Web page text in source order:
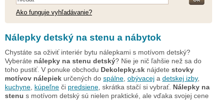
Ako funguje vyhľadávanie?
Nálepky detský na stenu a nábytok
Chystáte sa oživiť interiér bytu nálepkami s motívom detský?
Vyberáte nálepky na stenu detský? Nie je nič ľahšie než sa do
toho pustiť. V ponuke obchodu Dekolepky.sk nájdete stovky
motívov nálepiek určených do spálne obývacej a detskej izby,
kuchyne kúpeľne či predsiene , skrátka stačí si vybrať. Nálepky na
stenu s motívom detský sú nielen praktické, ale vďaka svojej cene